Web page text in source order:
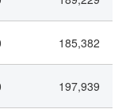
185,382
197,939